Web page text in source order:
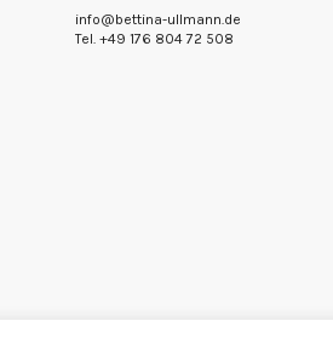
info@bettina-ullmann.de
Tel. +49 176 804 72 508